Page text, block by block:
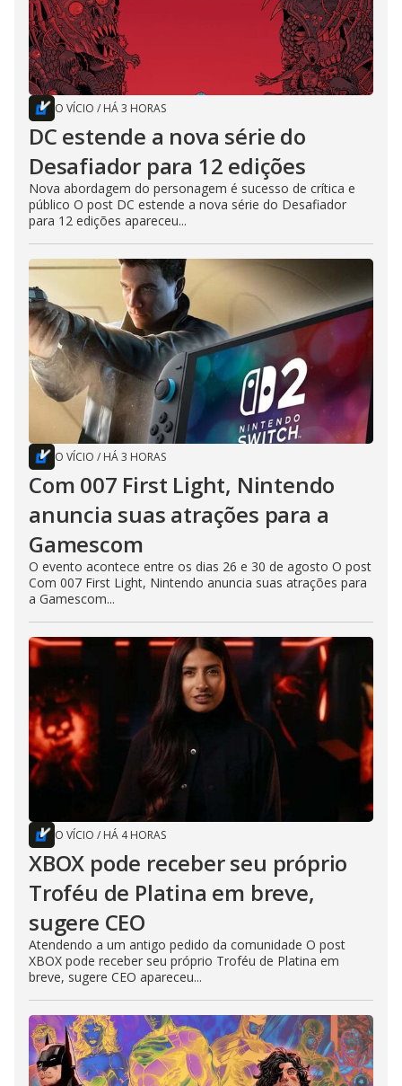
O VÍCIO / HÁ 3 HORAS
DC estende a nova série do
Desafiador para 12 edições
Nova abordagem do personagem é sucesso de crítica e
público O post DC estende a nova série do Desafiador
para 12 edições apareceu...
O VÍCIO / HÁ 3 HORAS
Com 007 First Light, Nintendo
anuncia suas atrações para a
Gamescom
O evento acontece entre os dias 26 e 30 de agosto O post
Com 007 First Light, Nintendo anuncia suas atrações para
a Gamescom...
O VÍCIO / HÁ 4 HORAS
XBOX pode receber seu próprio
Troféu de Platina em breve,
sugere CEO
Atendendo a um antigo pedido da comunidade O post
XBOX pode receber seu próprio Troféu de Platina em
breve, sugere CEO apareceu...